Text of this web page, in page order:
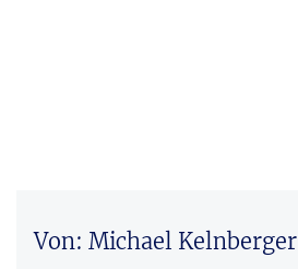
Von: Michael Kelnberger